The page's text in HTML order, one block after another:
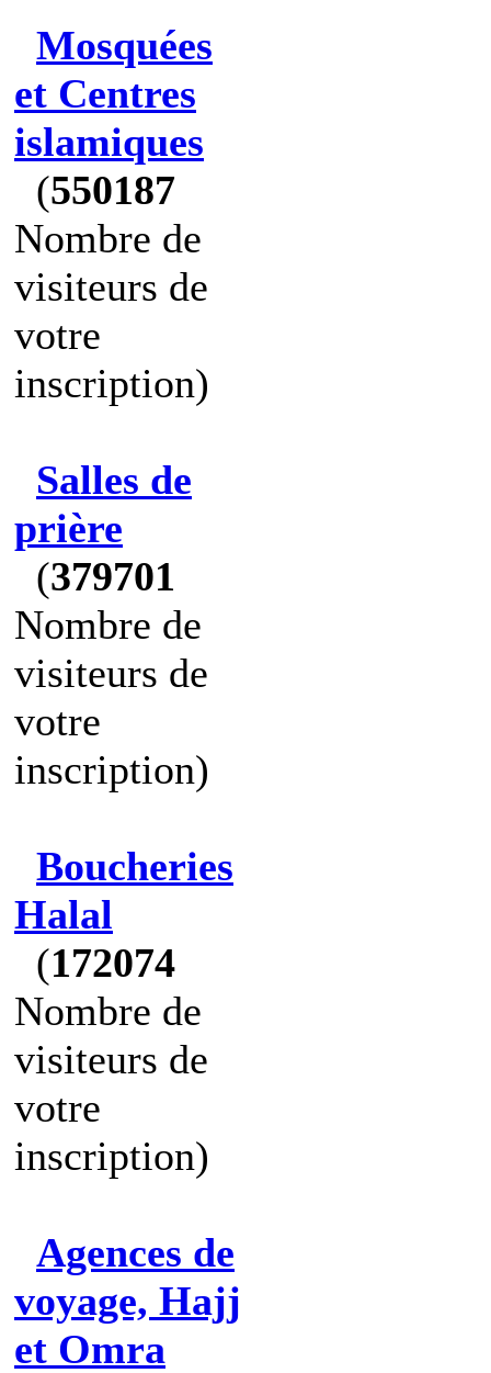
Mosquées
et Centres
islamiques
(550187
Nombre de
visiteurs de
votre
inscription)
Salles de
prière
(379701
Nombre de
visiteurs de
votre
inscription)
Boucheries
Halal
(172074
Nombre de
visiteurs de
votre
inscription)
Agences de
voyage, Hajj
et Omra